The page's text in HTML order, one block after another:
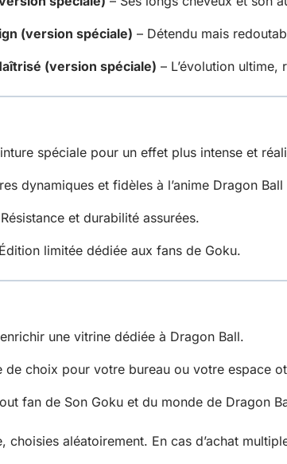
(version spéciale) – Détendu mais
(version spéciale) – L’évolution
spéciale pour un effet plus intense et
dynamiques et fidèles à l’anime Dragon Ball
Résistance et durabilité assurées.
Édition limitée dédiée aux fans de Goku.
une vitrine dédiée à Dragon Ball.
de choix pour votre bureau ou votre espace
fan de Son Goku et du monde de Dragon
choisies aléatoirement. En cas d’achat